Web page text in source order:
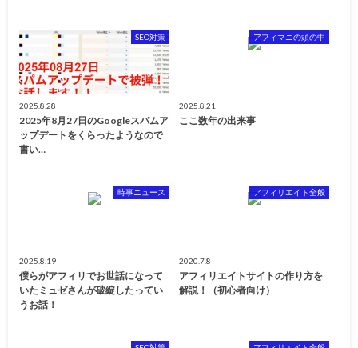
SEO対策
2025.8.28
2025年8月27日のGoogleスパムア
ップデートをくらったようなので
書い…
アフィマニの頭の中
2025.8.21
ここ数年の出来事
時事ニュース
2025.8.19
僕らがアフィリでお世話になって
いたミュゼさんが破綻したってい
うお話！
アフィリエイト全般
2020.7.8
アフィリエイトサイトの作り方を
解説！（初心者向け）